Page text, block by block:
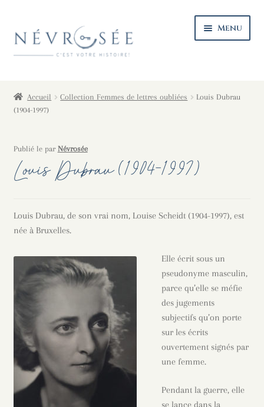
àau
Menu
Le catalogue
Coin lecture
Infos pratiques
Accueil Collection Femmes de lettres oubliées
Louis Dubrau
(1904-1997)
Publié le par Névrosée
Louis Dubrau (1904-1997)
Louis Dubrau, de son vrai nom, Louise Scheidt (1904-1997), est
née à Bruxelles.
Elle écrit sous un
pseudonyme masculin,
parce qu’elle se méfie
des jugements
subjectifs qu’on porte
sur les écrits
ouvertement signés par
une femme.
Pendant la guerre, elle
se lance dans la